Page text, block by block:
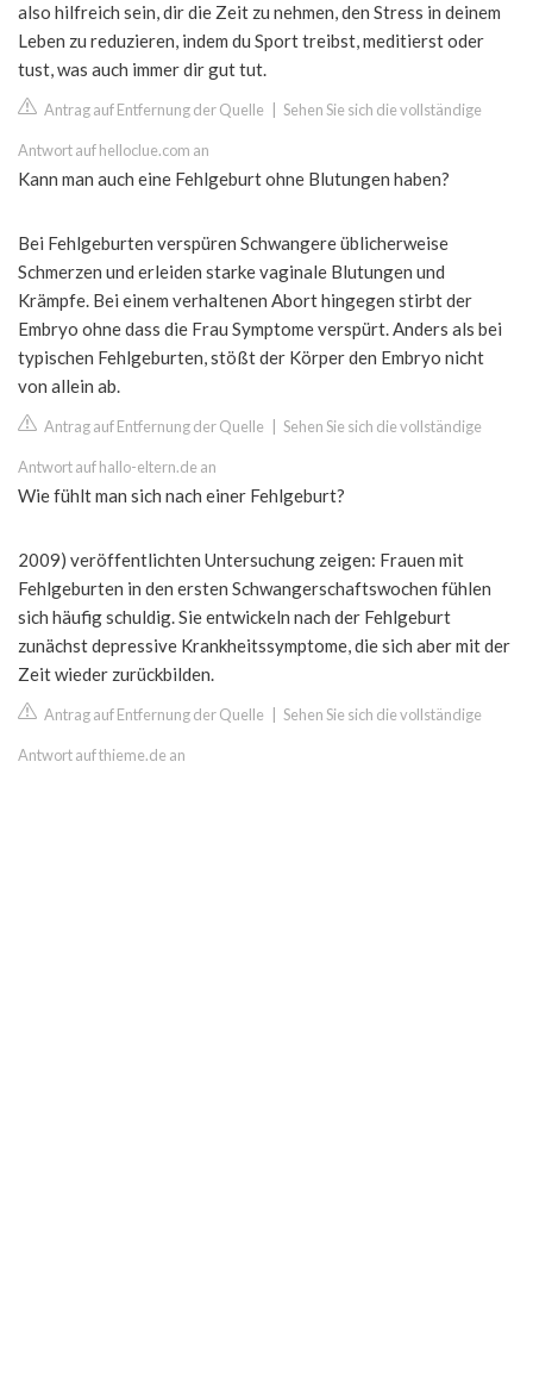
also hilfreich sein, dir die Zeit zu nehmen, den Stress in deinem
Leben zu reduzieren, indem du Sport treibst, meditierst oder
tust, was auch immer dir gut tut.
Antrag auf Entfernung der Quelle Sehen Sie sich die vollständige
Antwort auf helloclue.com an
Kann man auch eine Fehlgeburt ohne Blutungen haben?
Bei Fehlgeburten verspüren Schwangere üblicherweise
Schmerzen und erleiden starke vaginale Blutungen und
Krämpfe. Bei einem verhaltenen Abort hingegen stirbt der
Embryo ohne dass die Frau Symptome verspürt. Anders als bei
typischen Fehlgeburten, stößt der Körper den Embryo nicht
von allein ab.
Antrag auf Entfernung der Quelle Sehen Sie sich die vollständige
Antwort auf hallo-eltern.de an
Wie fühlt man sich nach einer Fehlgeburt?
2009) veröffentlichten Untersuchung zeigen: Frauen mit
Fehlgeburten in den ersten Schwangerschaftswochen fühlen
sich häufig schuldig. Sie entwickeln nach der Fehlgeburt
zunächst depressive Krankheitssymptome, die sich aber mit der
Zeit wieder zurückbilden.
Antrag auf Entfernung der Quelle Sehen Sie sich die vollständige
Antwort auf thieme.de an